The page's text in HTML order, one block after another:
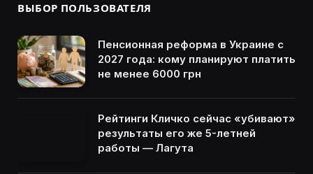
ВЫБОР ПОЛЬЗОВАТЕЛЯ
Пенсионная реформа в Украине с
2027 года: кому планируют платить
не менее 6000 грн
Рейтинги Кличко сейчас «убивают»
результаты его же 5-летней
работы — Лагута